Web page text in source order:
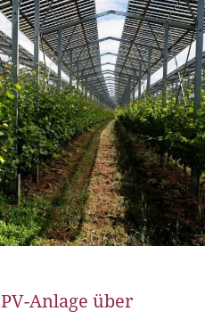
Anlage über